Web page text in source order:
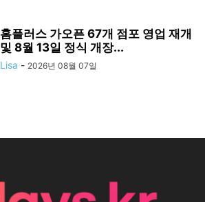
홈플러스 가오픈 67개 점포 영업 재개
및 8월 13일 정식 개장...
Lisa - 2026년 08월 07일